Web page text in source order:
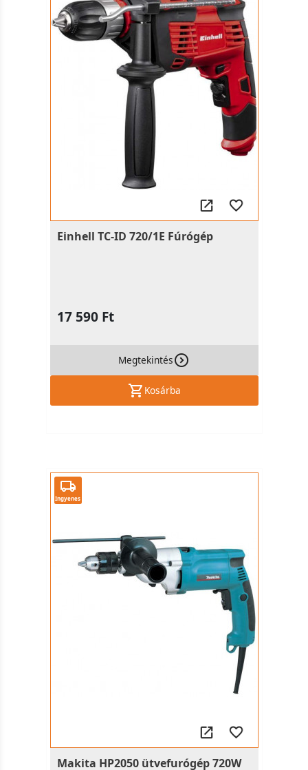
Einhell TC-ID 720/1E Fúrógép
17 590 Ft
Megtekintés
Kosárba
Ingyenes
Makita HP2050 ütvefurógép 720W